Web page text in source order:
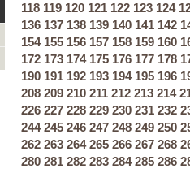
118 119 120 121 122 123 124
136 137 138 139 140 141 142
154 155 156 157 158 159 160
172 173 174 175 176 177 178
190 191 192 193 194 195 196
208 209 210 211 212 213 214
226 227 228 229 230 231 232
244 245 246 247 248 249 250
262 263 264 265 266 267 268
280 281 282 283 284 285 286